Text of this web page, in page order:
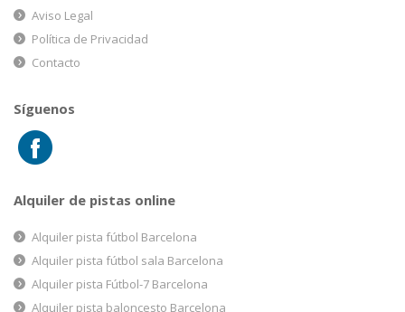
Aviso Legal
Política de Privacidad
Contacto
Síguenos
Alquiler de pistas online
Alquiler pista fútbol Barcelona
Alquiler pista fútbol sala Barcelona
Alquiler pista Fútbol-7 Barcelona
Alquiler pista baloncesto Barcelona